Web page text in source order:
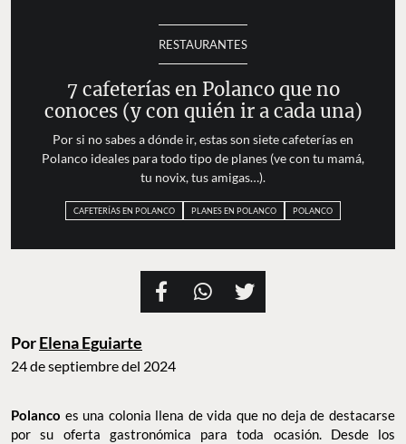
RESTAURANTES
7 cafeterías en Polanco que no
conoces (y con quién ir a cada una)
Por si no sabes a dónde ir, estas son siete cafeterías en
Polanco ideales para todo tipo de planes (ve con tu mamá,
tu novix, tus amigas…).
CAFETERÍAS EN POLANCO PLANES EN POLANCO POLANCO
PorElena Eguiarte
24 de septiembre del 2024
Polanco es una colonia llena de vida que no deja de destacarse
por su oferta gastronómica para toda ocasión. Desde los